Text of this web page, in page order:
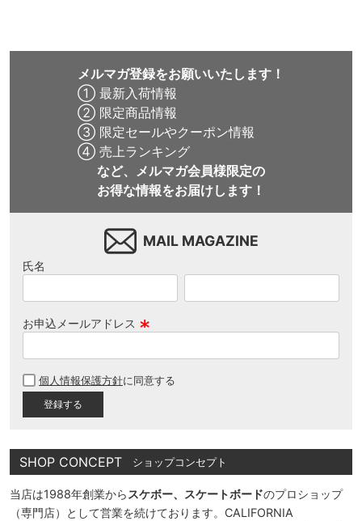
メルマガ登録をお願いいたします！
① 最新入荷情報
② 限定商品情報
③ 限定セールやクーポン情報
④ 売上ランキング
など、メルマガ会員様限定の
お得な情報をお届けします！
MAIL MAGAZINE
氏名
お申込メールアドレス
須
個人情報保護方針に同意する
SHOP CONCEPT ショップコンセプト
当店は1988年創業から スケボー、スケートボードのプロショップ
（専門店）として営業を続けております。CALIFORNIA